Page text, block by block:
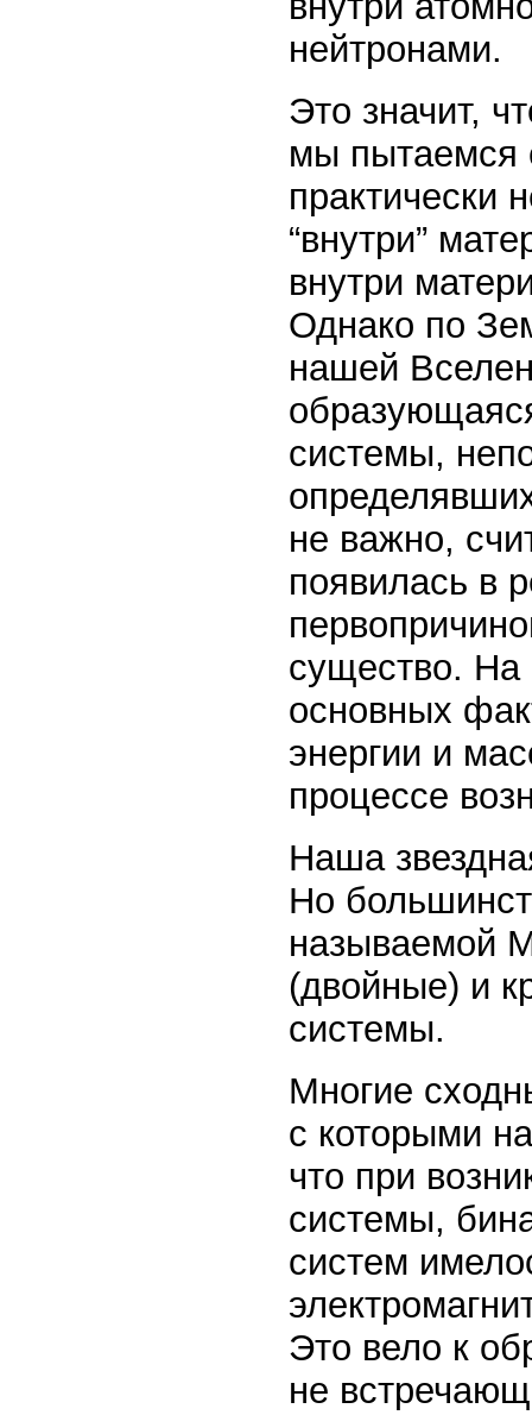
нейтронами.
Это значит,
мы пытаемся
практически
“внутри”
внутри
Однако по
нашей
системы,
не важно,
появилась в
существо. На
основных
энергии и
процессе
Наша
Но
называемой
(двойные) и
системы.
Многие
с которыми
что при
системы,
систем
Это вело к
не